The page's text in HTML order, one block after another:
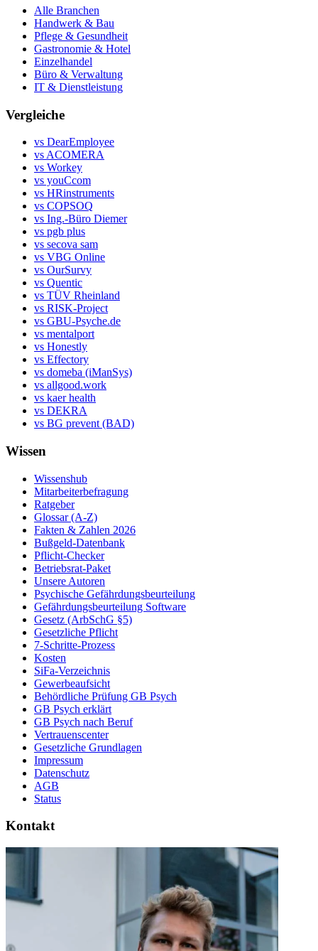
Alle Branchen
Handwerk & Bau
Pflege & Gesundheit
Gastronomie & Hotel
Einzelhandel
Büro & Verwaltung
IT & Dienstleistung
Vergleiche
vs DearEmployee
vs ACOMERA
vs Workey
vs youCcom
vs HRinstruments
vs COPSOQ
vs Ing.-Büro Diemer
vs pgb plus
vs secova sam
vs VBG Online
vs OurSurvy
vs Quentic
vs TÜV Rheinland
vs RISK-Project
vs GBU-Psyche.de
vs mentalport
vs Honestly
vs Effectory
vs domeba (iManSys)
vs allgood.work
vs kaer health
vs DEKRA
vs BG prevent (BAD)
Wissen
Wissenshub
Mitarbeiterbefragung
Ratgeber
Glossar (A-Z)
Fakten & Zahlen 2026
Bußgeld-Datenbank
Pflicht-Checker
Betriebsrat-Paket
Unsere Autoren
Psychische Gefährdungsbeurteilung
Gefährdungsbeurteilung Software
Gesetz (ArbSchG §5)
Gesetzliche Pflicht
7-Schritte-Prozess
Kosten
SiFa-Verzeichnis
Gewerbeaufsicht
Behördliche Prüfung GB Psych
GB Psych erklärt
GB Psych nach Beruf
Vertrauenscenter
Gesetzliche Grundlagen
Impressum
Datenschutz
AGB
Status
Kontakt